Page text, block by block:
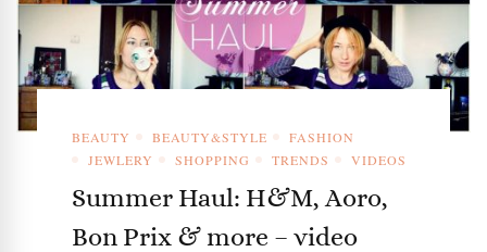
BEAUTY BEAUTY&STYLE
FASHION
JEWLERY
SHOPPING TRENDS VIDEOS
Summer Haul: H&M, Aoro,
Bon Prix & more – video